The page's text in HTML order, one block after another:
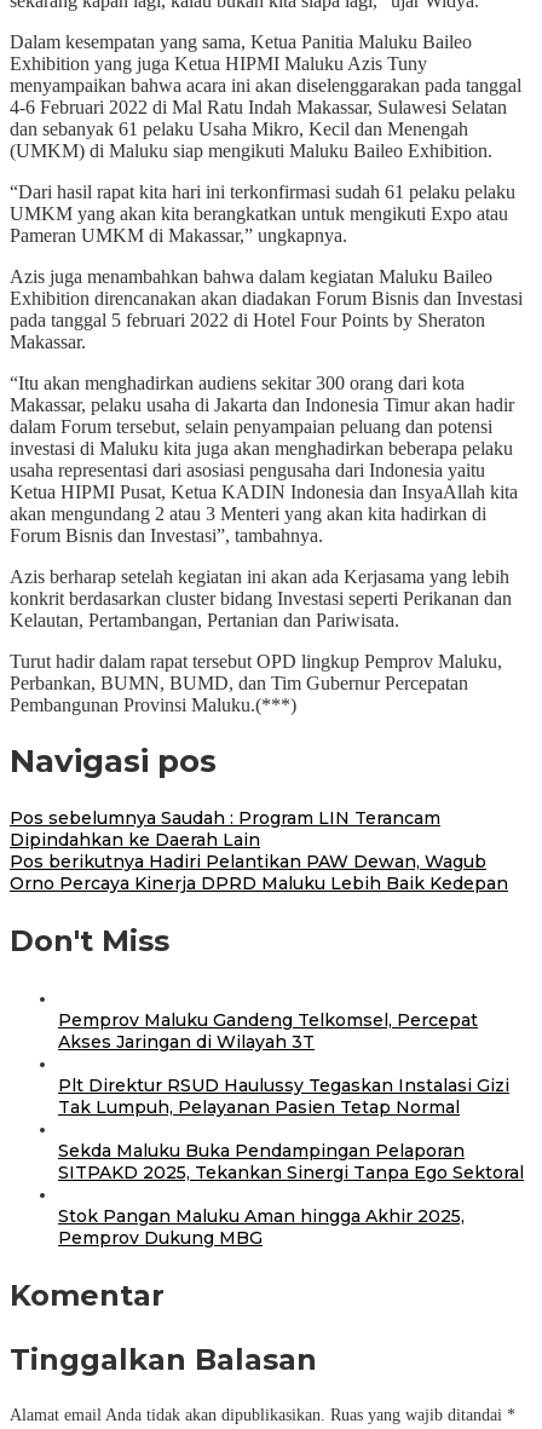
Dalam kesempatan yang sama, Ketua Panitia Maluku Baileo
Exhibition yang juga Ketua HIPMI Maluku Azis Tuny
menyampaikan bahwa acara ini akan diselenggarakan pada tanggal
4-6 Februari 2022 di Mal Ratu Indah Makassar, Sulawesi Selatan
dan sebanyak 61 pelaku Usaha Mikro, Kecil dan Menengah
(UMKM) di Maluku siap mengikuti Maluku Baileo Exhibition.
“Dari hasil rapat kita hari ini terkonfirmasi sudah 61 pelaku pelaku
UMKM yang akan kita berangkatkan untuk mengikuti Expo atau
Pameran UMKM di Makassar,” ungkapnya.
Azis juga menambahkan bahwa dalam kegiatan Maluku Baileo
Exhibition direncanakan akan diadakan Forum Bisnis dan Investasi
pada tanggal 5 februari 2022 di Hotel Four Points by Sheraton
Makassar.
“Itu akan menghadirkan audiens sekitar 300 orang dari kota
Makassar, pelaku usaha di Jakarta dan Indonesia Timur akan hadir
dalam Forum tersebut, selain penyampaian peluang dan potensi
investasi di Maluku kita juga akan menghadirkan beberapa pelaku
usaha representasi dari asosiasi pengusaha dari Indonesia yaitu
Ketua HIPMI Pusat, Ketua KADIN Indonesia dan InsyaAllah kita
akan mengundang 2 atau 3 Menteri yang akan kita hadirkan di
Forum Bisnis dan Investasi”, tambahnya.
Azis berharap setelah kegiatan ini akan ada Kerjasama yang lebih
konkrit berdasarkan cluster bidang Investasi seperti Perikanan dan
Kelautan, Pertambangan, Pertanian dan Pariwisata.
Turut hadir dalam rapat tersebut OPD lingkup Pemprov Maluku,
Perbankan, BUMN, BUMD, dan Tim Gubernur Percepatan
Pembangunan Provinsi Maluku.(***)
Navigasi pos
Pos sebelumnya Saudah : Program LIN Terancam
Dipindahkan ke Daerah Lain
Pos berikutnya Hadiri Pelantikan PAW Dewan, Wagub
Orno Percaya Kinerja DPRD Maluku Lebih Baik Kedepan
Don't Miss
Pemprov Maluku Gandeng Telkomsel, Percepat
Akses Jaringan di Wilayah 3T
Plt Direktur RSUD Haulussy Tegaskan Instalasi Gizi
Tak Lumpuh, Pelayanan Pasien Tetap Normal
Sekda Maluku Buka Pendampingan Pelaporan
SITPAKD 2025, Tekankan Sinergi Tanpa Ego Sektoral
Stok Pangan Maluku Aman hingga Akhir 2025,
Pemprov Dukung MBG
Komentar
Tinggalkan Balasan
Alamat email Anda tidak akan dipublikasikan. Ruas yang wajib ditandai *